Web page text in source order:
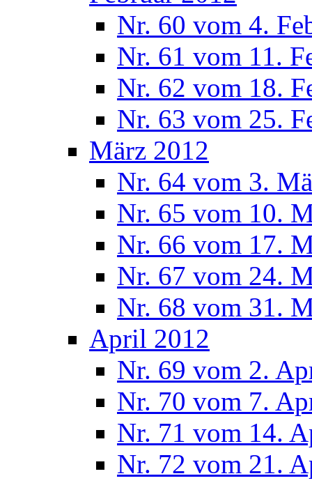
Nr. 60 vom 4.
Nr. 61 vom 11.
Nr. 62 vom 18.
Nr. 63 vom 25.
März 2012
Nr. 64 vom 3.
Nr. 65 vom 10.
Nr. 66 vom 17.
Nr. 67 vom 24.
Nr. 68 vom 31.
April 2012
Nr. 69 vom 2.
Nr. 70 vom 7.
Nr. 71 vom 14.
Nr. 72 vom 21.